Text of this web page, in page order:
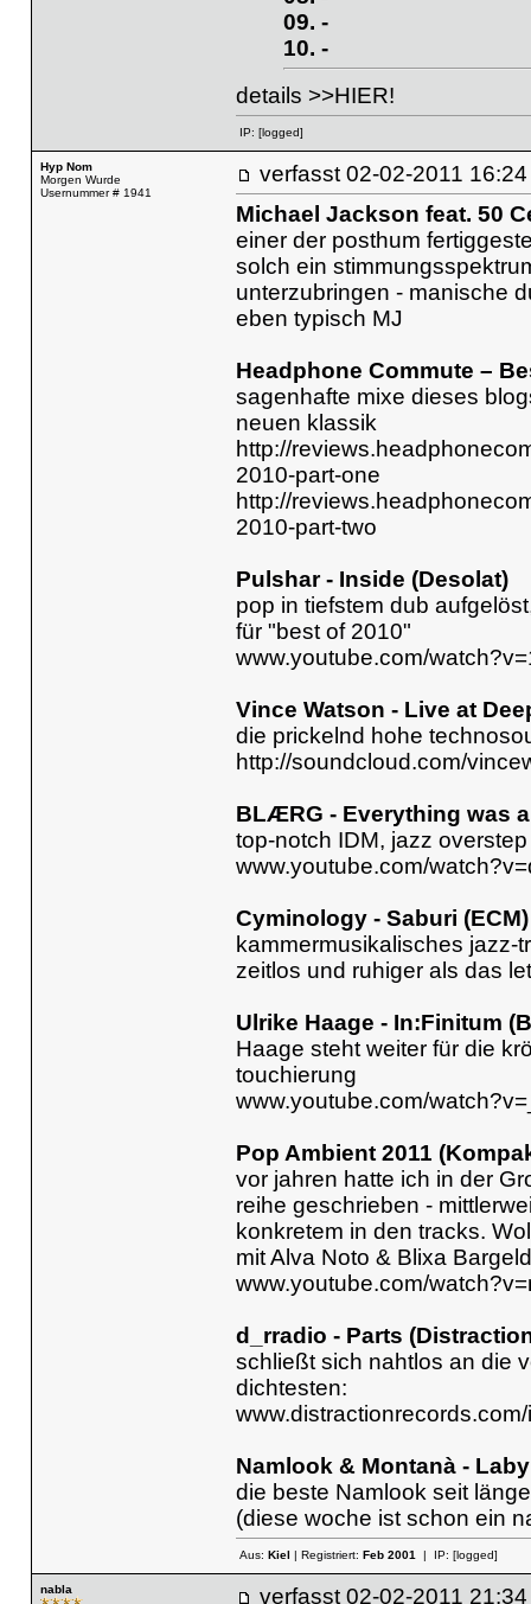
09. -
10. -
details >>HIER!
IP: [logged]
Hyp Nom
Morgen Wurde
Usernummer # 1941
verfasst 02-02-2011
Michael Jackson feat. 50
einer der posthum
solch ein
unterzubringen - manische
eben typisch MJ
Headphone Commute –
sagenhafte mixe dieses
neuen klassik
http://
2010-part-one
http://
2010-part-two
Pulshar - Inside (Desolat)
pop in tiefstem dub
für "best of 2010"
www.youtube.com/
Vince Watson - Live at
die prickelnd hohe
http://soundcloud.com/
BLÆRG - Everything was
top-notch IDM, jazz overstep
www.youtube.com/
Cyminology - Saburi (ECM)
kammermusikalisches jazz-
zeitlos und ruhiger als das
Ulrike Haage - In:Finitum
Haage steht weiter für die
touchierung
www.youtube.com/
Pop Ambient 2011
vor jahren hatte ich in der
reihe geschrieben -
konkretem in den tracks.
mit Alva Noto & Blixa
www.youtube.com/
d_rradio - Parts
schließt sich nahtlos an die
dichtesten:
Namlook & Montanà -
die beste Namlook seit
(diese woche ist schon ein
Aus: Kiel | Registriert: Feb 2001| IP: [logged]
nabla verfasst 02-02-2011